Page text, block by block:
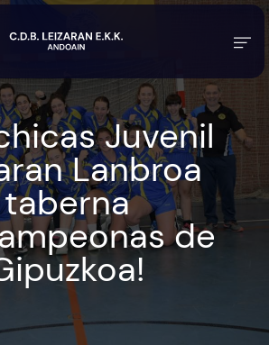
Juvenil
Lanbroa
taberna
de